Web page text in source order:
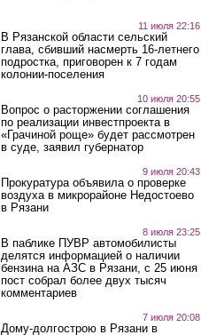
11 июля 22:16
В Рязанской области сельский
глава, сбивший насмерть 16-летнего
подростка, приговорен к 7 годам
колонии-поселения
10 июля 20:55
Вопрос о расторжении соглашения
по реализации инвестпроекта в
«Грачиной роще» будет рассмотрен
в суде, заявил губернатор
9 июля 20:43
Прокуратура объявила о проверке
воздуха в микрорайоне Недостоево
в Рязани
8 июля 23:25
В паблике ПУВР автомобилисты
делятся информацией о наличии
бензина на АЗС в Рязани, с 25 июня
пост собрал более двух тысяч
комментариев
7 июля 20:08
Дому-долгострою в Рязани в